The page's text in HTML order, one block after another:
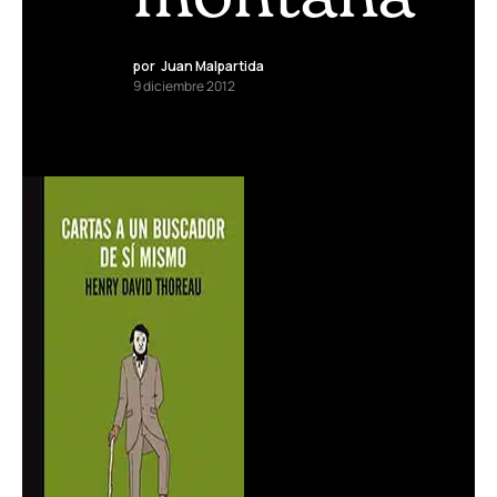
por Juan Malpartida
9 diciembre 2012